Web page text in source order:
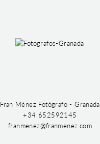
Fran Ménez Fotógrafo - Granada
+34 652592145
franmenez@franmenez.com